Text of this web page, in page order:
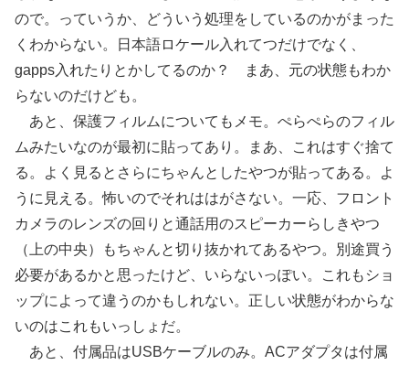
ので。っていうか、どういう処理をしているのかがまった
くわからない。日本語ロケール入れてつだけでなく、
gapps入れたりとかしてるのか？ まあ、元の状態もわか
らないのだけども。
あと、保護フィルムについてもメモ。ぺらぺらのフィル
ムみたいなのが最初に貼ってあり。まあ、これはすぐ捨て
る。よく見るとさらにちゃんとしたやつが貼ってある。よ
うに見える。怖いのでそれははがさない。一応、フロント
カメラのレンズの回りと通話用のスピーカーらしきやつ
（上の中央）もちゃんと切り抜かれてあるやつ。別途買う
必要があるかと思ったけど、いらないっぽい。これもショ
ップによって違うのかもしれない。正しい状態がわからな
いのはこれもいっしょだ。
あと、付属品はUSBケーブルのみ。ACアダプタは付属